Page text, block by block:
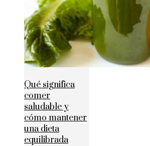
Qué significa
comer
saludable y
cómo mantener
una dieta
equilibrada